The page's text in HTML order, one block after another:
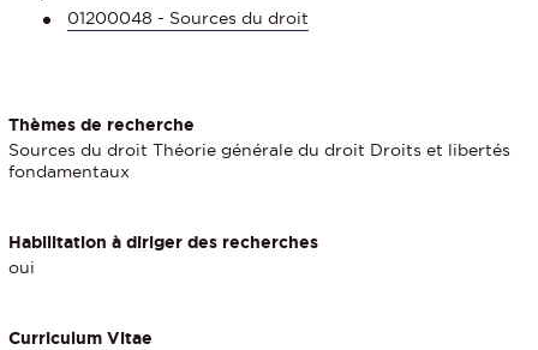
01200048 - Sources du droit
Thèmes de recherche
Sources du droit Théorie générale du droit Droits et libertés
fondamentaux
Habilitation à diriger des recherches
oui
Curriculum Vitae